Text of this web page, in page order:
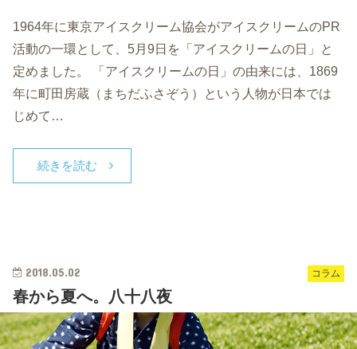
1964年に東京アイスクリーム協会がアイスクリームのPR
活動の一環として、5月9日を「アイスクリームの日」と
定めました。 「アイスクリームの日」の由来には、1869
年に町田房蔵（まちだふさぞう）という人物が日本では
じめて…
続きを読む
2018.05.02 コラム
春から夏へ。八十八夜